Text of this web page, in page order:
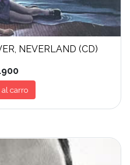
NEVERLAND (CD)
carro